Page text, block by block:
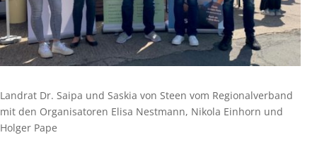
Landrat Dr. Saipa und Saskia von Steen vom Regionalverband
mit den Organisatoren Elisa Nestmann, Nikola Einhorn und
Holger Pape